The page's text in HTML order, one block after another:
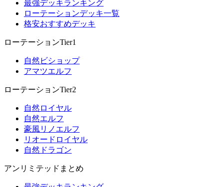
最強デッキランキング
ローテーションデッキ一覧
格安おすすめデッキ
ローテーションTier1
自然ビショップ
アマツエルフ
ローテーションTier2
自然ロイヤル
自然エルフ
豪風リノエルフ
リオードロイヤル
自然ドラゴン
アンリミテッドまとめ